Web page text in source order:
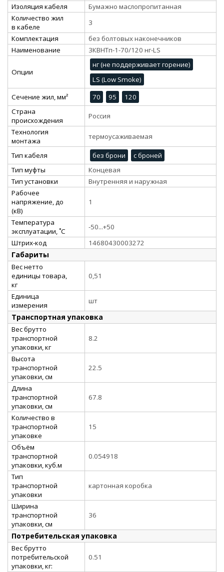
Изоляция кабеля
Бумажно маслопропитанная
Количество жил
в кабеле
3
Комплектация
без болтовых наконечников
Наименование
3КВНТп-1-70/120 нг-LS
Опции
нг (не поддерживает горение)
LS (Low Smoke)
Сечение жил, мм²
70 95
120
Страна
происхождения
Россия
Технология
монтажа
термоусаживаемая
Тип кабеля без брони
с броней
Тип муфты
Концевая
Тип установки
Внутренняя и наружная
Рабочее
напряжение, до
(кВ)
1
Температура
эксплуатации, ˚С
-50...+50
Штрих-код
14680430003272
Габариты
Вес нетто
единицы товара,
кг
0,51
Единица
измерения
шт
Транспортная упаковка
Вес брутто
транспортной
упаковки, кг
8.2
Высота
транспортной
упаковки, см
22.5
Длина
транспортной
упаковки, см
67.8
Количество в
транспортной
упаковке
15
Объём
транспортной
упаковки, куб.м
0.054918
Тип
транспортной
упаковки
картонная коробка
Ширина
транспортной
упаковки, см
36
Потребительская упаковка
Вес брутто
потребительской
упаковки, кг:
0.51